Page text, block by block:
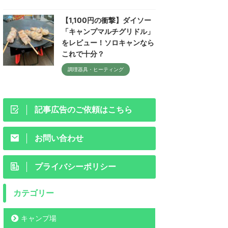
【1,100円の衝撃】ダイソー
「キャンプマルチグリドル」
をレビュー！ソロキャンなら
これで十分？
調理器具・ヒーティング
記事広告のご依頼はこちら
お問い合わせ
プライバシーポリシー
カテゴリー
キャンプ場